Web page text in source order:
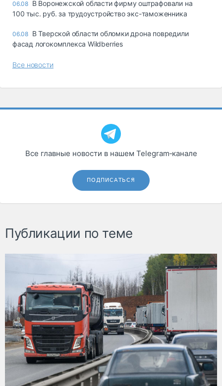
06.08 В Воронежской области фирму оштрафовали на
100 тыс. руб. за трудоустройство экс-таможенника
06.08 В Тверской области обломки дрона повредили
фасад логокомплекса Wildberries
Все новости
Все главные новости в нашем Telegram‑канале
ПОДПИСАТЬСЯ
Публикации по теме